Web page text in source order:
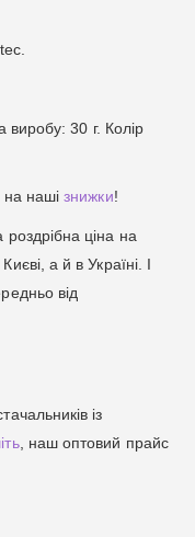
виробу: 30 г. Колір
на нашізнижки!
ціна на
а й в Україні. І
від
із
, наш оптовий прайс